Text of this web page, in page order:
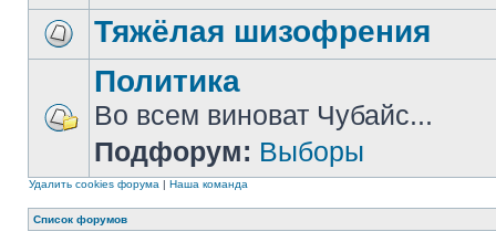
Тяжёлая шизофрения
Политика
Во всем виноват Чубайс...
Подфорум: Выборы
Удалить cookies форума | Наша команда
Список форумов